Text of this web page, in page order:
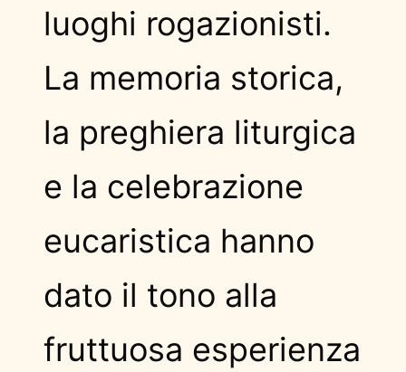
luoghi rogazionisti.
La memoria storica,
la preghiera liturgica
e la celebrazione
eucaristica hanno
dato il tono alla
fruttuosa esperienza